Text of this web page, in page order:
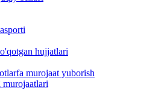
hujjatlari
murojaat yuborish